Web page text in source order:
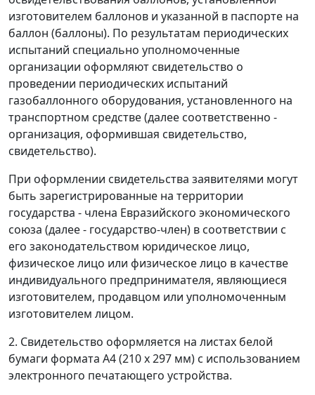
изготовителем баллонов и указанной в паспорте на
баллон (баллоны). По результатам периодических
испытаний специально уполномоченные
организации оформляют свидетельство о
проведении периодических испытаний
газобаллонного оборудования, установленного на
транспортном средстве (далее соответственно -
организация, оформившая свидетельство,
свидетельство).
При оформлении свидетельства заявителями могут
быть зарегистрированные на территории
государства - члена Евразийского экономического
союза (далее - государство-член) в соответствии с
его законодательством юридическое лицо,
физическое лицо или физическое лицо в качестве
индивидуального предпринимателя, являющиеся
изготовителем, продавцом или уполномоченным
изготовителем лицом.
2. Свидетельство оформляется на листах белой
бумаги формата А4 (210 х 297 мм) с использованием
электронного печатающего устройства.